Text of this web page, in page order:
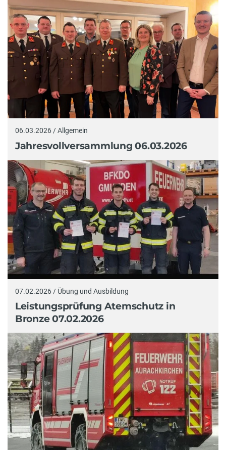
06.03.2026 / Allgemein
Jahresvollversammlung 06.03.2026
07.02.2026 / Übung und Ausbildung
Leistungsprüfung Atemschutz in
Bronze 07.02.2026